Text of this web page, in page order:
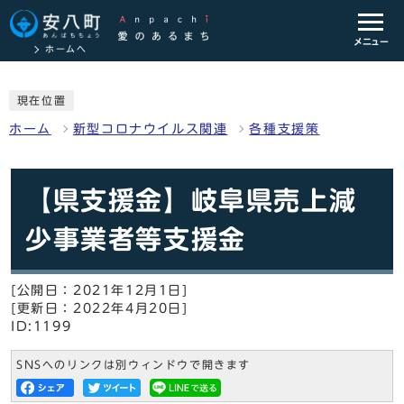
ホームへ
メニュー
現在位置
ホーム 新型コロナウイルス関連 各種支援策
【県支援金】岐阜県売上減
少事業者等支援金
[公開日：2021年12月1日]
[更新日：2022年4月20日]
ID:1199
SNSへのリンクは別ウィンドウで開きます